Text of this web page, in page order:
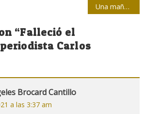
Una mañana para cambiar la rutina
“Falleció el
Carlos
Brocard Cantillo
a las 3:37 am